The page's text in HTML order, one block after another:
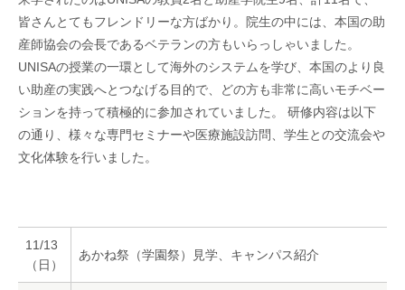
皆さんとてもフレンドリーな方ばかり。院生の中には、本国の助
産師協会の会長であるベテランの方もいらっしゃいました。
UNISAの授業の一環として海外のシステムを学び、本国のより良
い助産の実践へとつなげる目的で、どの方も非常に高いモチベー
ションを持って積極的に参加されていました。 研修内容は以下
の通り、様々な専門セミナーや医療施設訪問、学生との交流会や
文化体験を行いました。
11/13
（日）
あかね祭（学園祭）見学、キャンパス紹介